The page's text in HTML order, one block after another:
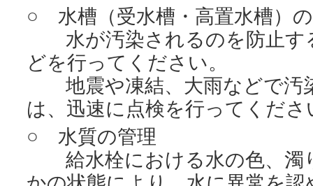
○ 水槽（受水槽・高置水槽）
水が汚染されるのを防止す
どを行ってください。
地震や凍結、大雨などで汚
は、迅速に点検を行ってくださ
○ 水質の管理
給水栓における水の色、濁